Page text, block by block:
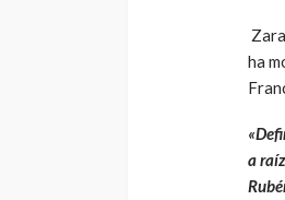
ha
a